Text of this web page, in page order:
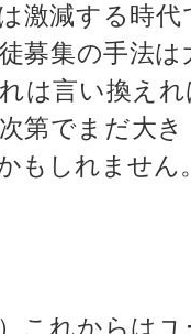
激減する時
募集の手法
は言い換え
第でまだ大
もしれません
）これからは